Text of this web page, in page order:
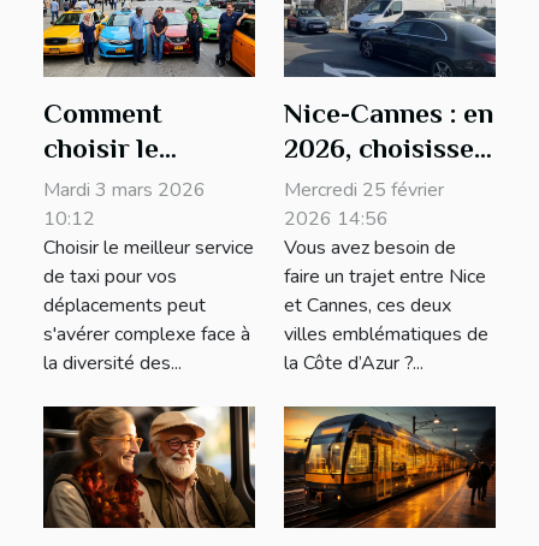
Comment
choisir le
meilleur service
de taxi pour vos
déplacements ?
Mardi 3 mars 2026
10:12
Choisir le meilleur service
de taxi pour vos
déplacements peut
s'avérer complexe face à
la diversité des...
Nice-Cannes : en
2026, choisissez
VIP Only pour
votre transfert !
Mercredi 25 février
2026 14:56
Vous avez besoin de
faire un trajet entre Nice
et Cannes, ces deux
villes emblématiques de
la Côte d’Azur ?...